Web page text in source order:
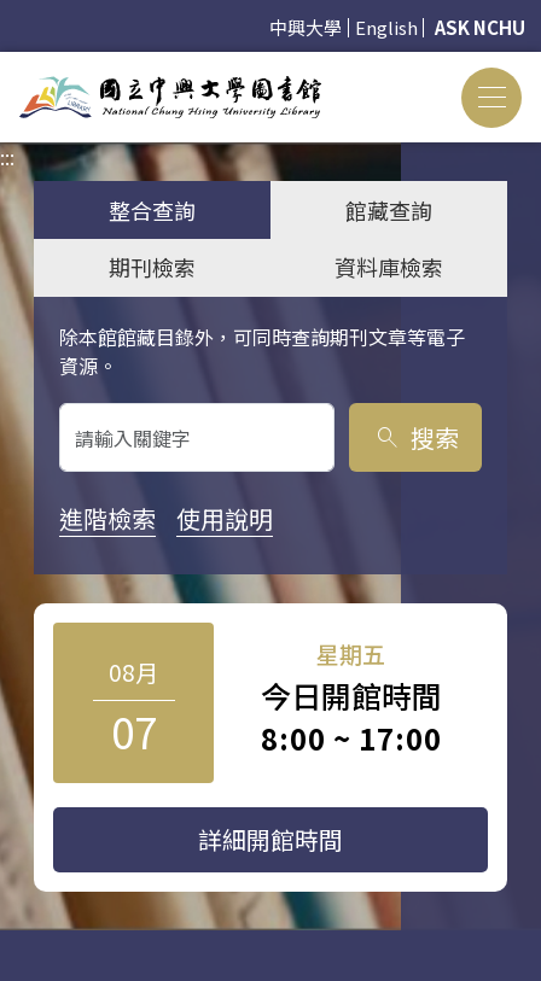
中興大學 English ASK NCHU
:::
整合查詢
館藏查詢
期刊檢索
資料庫檢索
除本館館藏目錄外，可同時查詢期刊文章等電子
資源。
關鍵字搜尋
search 搜索
進階檢索 使用說明
08月
07
星期五
今日開館時間
8:00 ~ 17:00
詳細開館時間